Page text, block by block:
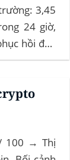
3,45
24 giờ,
hồi đầu
63%, giữ
nhẹ.
100 → Thị